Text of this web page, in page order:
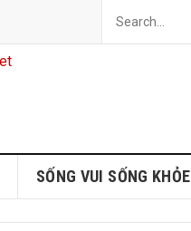
SỐNG VUI SỐNG KHỎE